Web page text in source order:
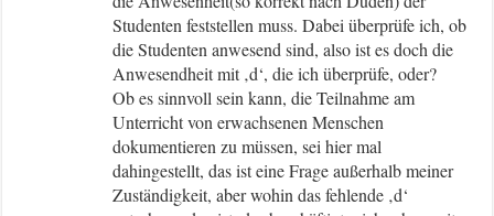
Studenten feststellen muss. Dabei überprüfe ich, ob
die Studenten anwesend sind, also ist es doch die
Anwesendheit mit ‚d‘, die ich überprüfe, oder?
Ob es sinnvoll sein kann, die Teilnahme am
Unterricht von erwachsenen Menschen
dokumentieren zu müssen, sei hier mal
dahingestellt, das ist eine Frage außerhalb meiner
Zuständigkeit, aber wohin das fehlende ‚d‘